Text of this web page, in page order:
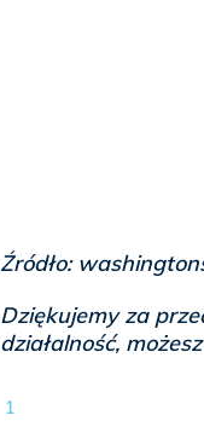
Źródło:
Dziękujemy za
działalność,
1